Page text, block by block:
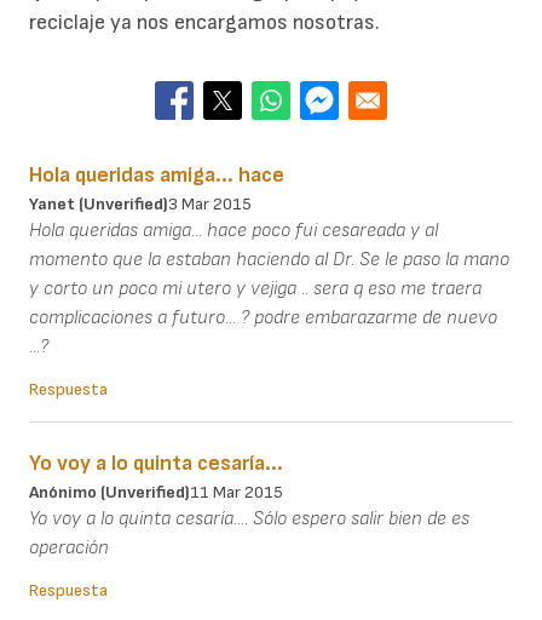
reciclaje ya nos encargamos nosotras.
Hola queridas amiga... hace
Yanet (unverified)3 Mar 2015
Hola queridas amiga... hace poco fui cesareada y al
momento que la estaban haciendo al Dr. Se le paso la mano
y corto un poco mi utero y vejiga .. sera q eso me traera
complicaciones a futuro... ? podre embarazarme de nuevo
...?
Respuesta
Yo voy a lo quinta cesaría...
Anónimo (unverified)11 Mar 2015
Yo voy a lo quinta cesaría.... Sólo espero salir bien de es
operación
Respuesta